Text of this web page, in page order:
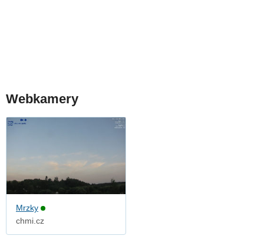
Webkamery
Mrzky
chmi.cz